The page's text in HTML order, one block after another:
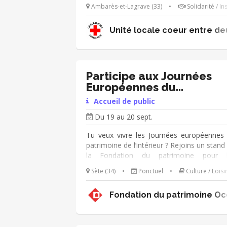
sont : ➔ Accueillir les publics
donateurs, personnes accompagnées)
présenter la boutique ➔ Veiller au
réapprovisionnement des
Recevoir les personnes accompagnées
l'écoute ? Rejoins-nous 😀
Ambarès-et-Lagrave (33) • Solidarité /
Unité locale coeur entre
Participe aux Journées
Européennes du
Patrimoine!
Accueil de public
Du 19 au 20 sept.
Tu veux vivre les Journées européennes
patrimoine de l’intérieur ? Rejoins un stand
la Fondation du patrimoine pour
prochaines Journées Européennes
Patrimoine! Ta mission : - installer
démonter le stand - accueillir les
présenter la Fondation du
le cas échéant participer à l'exécution
Sète (34) • Ponctuel • Culture /
Fondation du patrimoine